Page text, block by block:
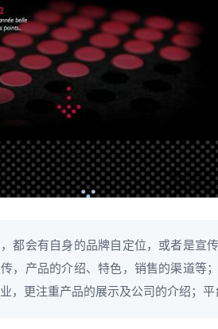
都会有自身的品牌自定位，或者是宣
，产品的介绍、特色，销售的渠道等
，更注重产品的展示及公司的介绍；